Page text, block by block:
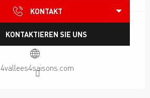
KONTAKT
KONTAKTIEREN SIE UNS
4vallees4saisons.com